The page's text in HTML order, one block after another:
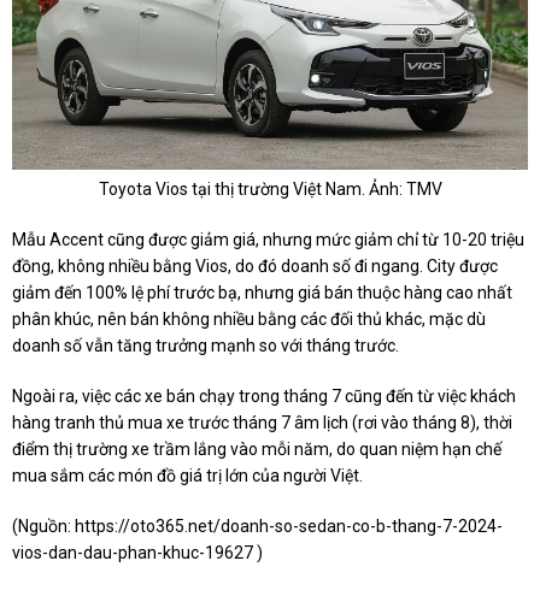
Toyota Vios tại thị trường Việt Nam. Ảnh: TMV
Mẫu Accent cũng được giảm giá, nhưng mức giảm chỉ từ 10-20 triệu
đồng, không nhiều bằng Vios, do đó doanh số đi ngang. City được
giảm đến 100% lệ phí trước bạ, nhưng giá bán thuộc hàng cao nhất
phân khúc, nên bán không nhiều bằng các đối thủ khác, mặc dù
doanh số vẫn tăng trưởng mạnh so với tháng trước.
Ngoài ra, việc các xe bán chạy trong tháng 7 cũng đến từ việc khách
hàng tranh thủ mua xe trước tháng 7 âm lịch (rơi vào tháng 8), thời
điểm thị trường xe trầm lắng vào mỗi năm, do quan niệm hạn chế
mua sắm các món đồ giá trị lớn của người Việt.
(Nguồn: https://oto365.net/doanh-so-sedan-co-b-thang-7-2024-
vios-dan-dau-phan-khuc-19627)